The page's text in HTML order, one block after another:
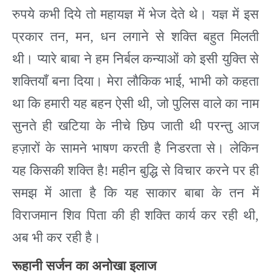
रुपये कभी दिये तो महायज्ञ में भेज देते थे। यज्ञ में इस
प्रकार तन,मन, धन लगाने से शक्ति बहुत मिलती
थी। प्यारे बाबा ने हम निर्बल कन्याओं को इसी युक्ति से
शक्तियाँ बना दिया। मेरा लौकिक भाई,भाभी को कहता
था कि हमारी यह बहन ऐसी थी,जो पुलिस वाले का नाम
सुनते ही खटिया के नीचे छिप जाती थी परन्तु आज
हज़ारों के सामने भाषण करती है निडरता से। लेकिन
यह किसकी शक्ति है!महीन बुद्धि से विचार करने पर ही
समझ में आता है कि यह साकार बाबा के तन में
विराजमान शिव पिता की ही शक्ति कार्य कर रही थी,
अब भी कर रही है।
रूहानी सर्जन का अनोखा इलाज